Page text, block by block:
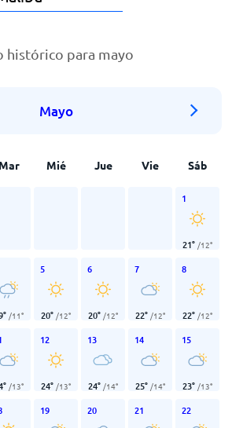
histórico para mayo
Mayo
Mar Mié Jue Vie Sáb
1
21° /12°
° /11°
5
20° /12°
6
20° /12°
7
22° /12°
8
22° /12°
° /13°
12
24° /13°
13
24° /14°
14
25° /14°
15
23° /13°
19 20 21 22